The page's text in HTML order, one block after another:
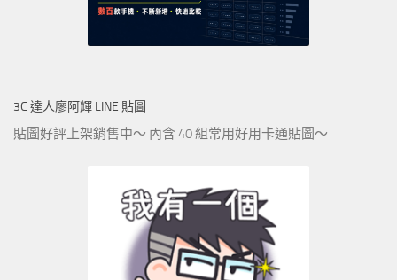
3C 達人廖阿輝 LINE 貼圖
貼圖好評上架銷售中～ 內含 40 組常用好用卡通貼圖～